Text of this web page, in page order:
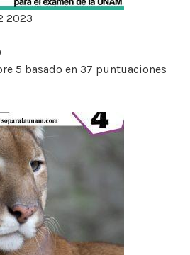
2023
5 basado en 37 puntuaciones